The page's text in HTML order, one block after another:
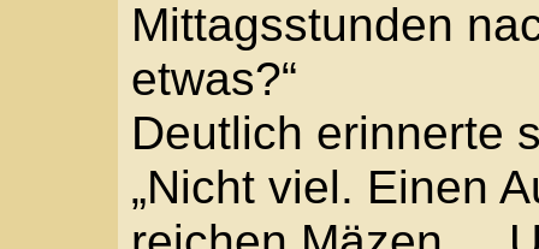
feuchten Tuch.
„Was hat Prospero
„Weiß ich nicht.“
„Aber er war doch
„Als ich kam warst du